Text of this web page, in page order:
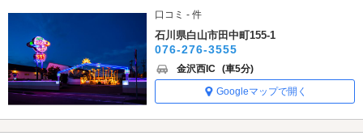
口コミ - 件
石川県白山市田中町155-1
076-276-3555
金沢西IC (車5分)
Googleマップで開く